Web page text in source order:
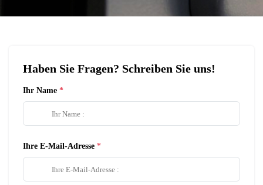
Haben Sie Fragen? Schreiben Sie uns!
Ihr Name
Ihre E-Mail-Adresse